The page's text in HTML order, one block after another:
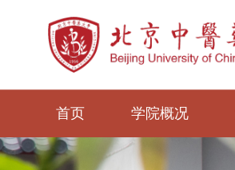
首页 学院概况